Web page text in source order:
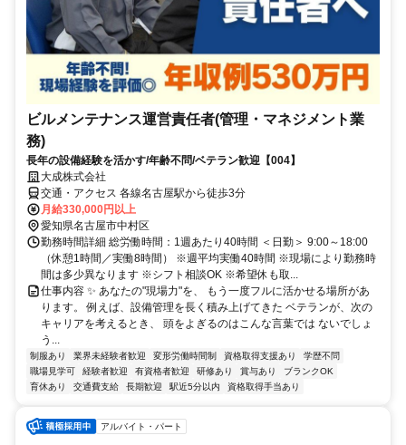
ビルメンテナンス運営責任者(管理・マネジメント業
務)
長年の設備経験を活かす/年齢不問/ベテラン歓迎【004】
大成株式会社
交通・アクセス 各線名古屋駅から徒歩3分
月給330,000円以上
愛知県名古屋市中村区
勤務時間詳細 総労働時間：1週あたり40時間 ＜日勤＞ 9:00～18:00
（休憩1時間／実働8時間） ※週平均実働40時間 ※現場により勤務時
間は多少異なります ※シフト相談OK ※希望休も取...
仕事内容 ✨ あなたの"現場力"を、 もう一度フルに活かせる場所があ
ります。 例えば、設備管理を長く積み上げてきた ベテランが、次の
キャリアを考えるとき、 頭をよぎるのはこんな言葉では ないでしょ
う...
制服あり 業界未経験者歓迎 変形労働時間制 資格取得支援あり
学歴不問
職場見学可
経験者歓迎 有資格者歓迎 研修あり 賞与あり
ブランクOK
育休あり
交通費支給 長期歓迎 駅近5分以内 資格取得手当あり
アルバイト・パート